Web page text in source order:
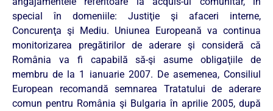
special în domeniile: Justiţie şi afaceri interne,
Concurenţa şi Mediu. Uniunea Europeană va continua
monitorizarea pregătirilor de aderare şi consideră că
România va fi capabilă să-şi asume obligaţiile de
membru de la 1 ianuarie 2007. De asemenea, Consiliul
European recomandă semnarea Tratatului de aderare
comun pentru România şi Bulgaria în aprilie 2005, după